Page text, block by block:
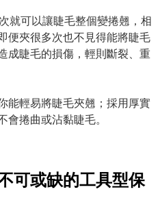
就可以讓睫毛整個變捲翹，相
便夾很多次也不見得能將睫毛
成睫毛的損傷，輕則斷裂、重
能輕易將睫毛夾翹；採用厚實
捲曲或沾黏睫毛。
可或缺的工具型保